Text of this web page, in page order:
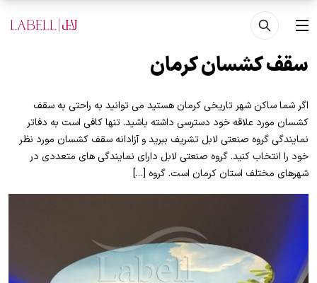
رفتن به محتوای اصلی
منو
سقف کشسان کرمان
اگر شما ساکن شهر تاریخی کرمان هستید می توانید به راحتی به سقف
کشسان مورد علاقه خود دسترسی داشته باشید. تنها کافی است به دفاتر
نمایندگی گروه صنعتی لابل تشریف ببرید و آزادانه سقف کشسان مورد نظر
خود را انتخاب کنید. گروه صنعتی لابل دارای نمایندگی های متعددی در
شهرهای مختلف استان کرمان است. گروه […]